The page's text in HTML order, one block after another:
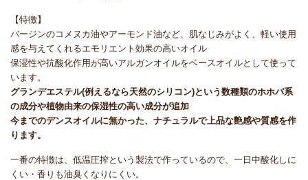
【特徴】
バージンのコメヌカ油やアーモンド油など、肌なじみがよく、軽い使用
感を与えてくれるエモリエント効果の高いオイル
保湿性や抗酸化作用が高いアルガンオイルをベースオイルとして使って
います。
グランデエステル(例えるなら天然のシリコン)という数種類のホホバ系
の成分や植物由来の保湿性の高い成分が追加
今までのデンスオイルに無かった、ナチュラルで上品な艶感や質感を作
ります。
一番の特徴は、 低温圧搾という製法で作っているので、一日中酸化しに
くい・香りも油臭くなりにくい。